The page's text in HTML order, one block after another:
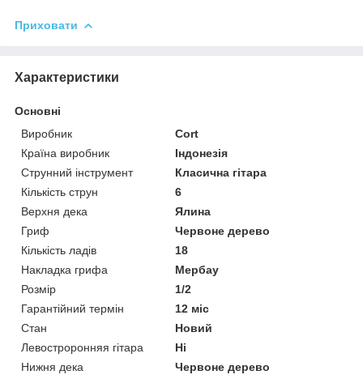
Приховати
Характеристики
Основні
Виробник
Cort
Країна виробник
Індонезія
Струнний інструмент
Класична гітара
Кількість струн
6
Верхня дека
Ялина
Гриф
Червоне дерево
Кількість ладів
18
Накладка грифа
Мербау
Розмір
1/2
Гарантійний термін
12 міс
Стан
Новий
Левостроронняя гітара
Ні
Нижня дека
Червоне дерево